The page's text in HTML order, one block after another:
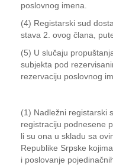
poslovnog imena.
(4) Registarski sud
stava 2. ovog člana,
(5) U slučaju
subjekta pod
rezervaciju poslovnog
(1) Nadležni registarski
registraciju podnesene
li su ona u skladu sa
Republike Srpske
i poslovanje